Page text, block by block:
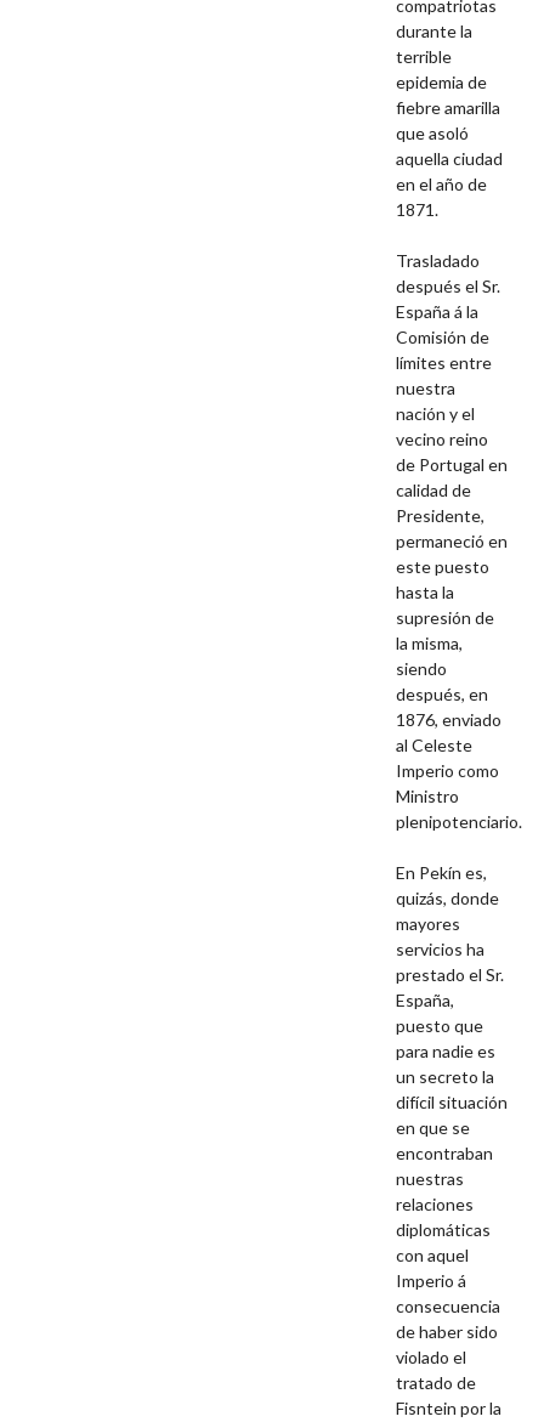
compatriotas
durante la
terrible
epidemia de
fiebre amarilla
que asoló
aquella ciudad
en el año de
1871.
Trasladado
después el Sr.
España á la
Comisión de
límites entre
nuestra
nación y el
vecino reino
de Portugal en
calidad de
Presidente,
permaneció en
este puesto
hasta la
supresión de
la misma,
siendo
después, en
1876, enviado
al Celeste
Imperio como
Ministro
plenipotenciario.
En Pekín es,
quizás, donde
mayores
servicios ha
prestado el Sr.
España,
puesto que
para nadie es
un secreto la
difícil situación
en que se
encontraban
nuestras
relaciones
diplomáticas
con aquel
Imperio á
consecuencia
de haber sido
violado el
tratado de
Fisntein por la